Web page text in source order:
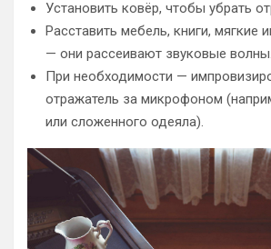
Установить ковёр, чтобы убрать
Расставить мебель, книги, мягкие
— они рассеивают звуковые волны.
При необходимости —
отражатель за микрофоном
или сложенного одеяла).